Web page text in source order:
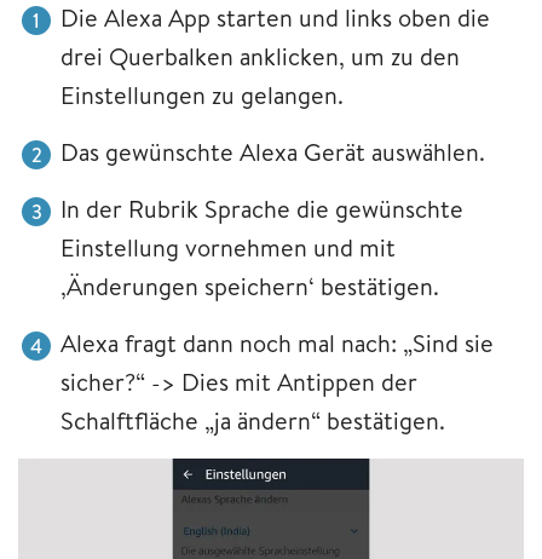
Die Alexa App starten und links oben die
drei Querbalken anklicken, um zu den
Einstellungen zu gelangen.
Das gewünschte Alexa Gerät auswählen.
In der Rubrik Sprache die gewünschte
Einstellung vornehmen und mit
‚Änderungen speichern‘ bestätigen.
Alexa fragt dann noch mal nach: „Sind sie
sicher?“ -> Dies mit Antippen der
Schalftfläche „ja ändern“ bestätigen.